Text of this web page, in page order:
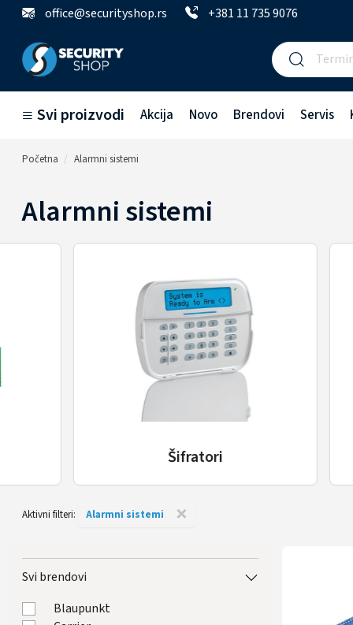
office@securityshop.rs +381 11 735 9076
Svi proizvodi Akcija Novo Brendovi Servis
Početna Alarmni sistemi
Alarmni sistemi
Šifratori
Aktivni filteri: ×
Alarmni sistemi
Svi brendovi
Blaupunkt